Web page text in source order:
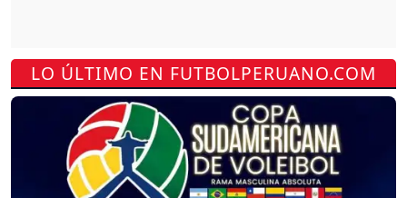
LO ÚLTIMO EN FUTBOLPERUANO.COM